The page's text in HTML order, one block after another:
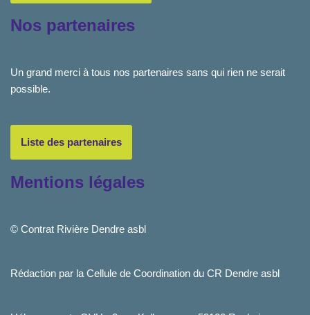
Nos partenaires
Un grand merci à tous nos partenaires sans qui rien ne serait
possible.
Liste des partenaires
Mentions légales
© Contrat Rivière Dendre asbl
Rédaction par la Cellule de Coordination du CR Dendre asbl